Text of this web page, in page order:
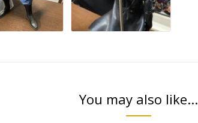
You may also like...